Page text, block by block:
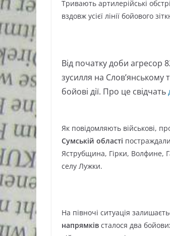
Тривають артилерійські
вздовж усієї лінії бойового
Від початку доби агресор
зусилля на Слов’янському
бойові дії. Про це свідчать
Як повідомляють військові,
Сумській області
Яструбщина, Гірки, Волфине,
селу Лужки.
На півночі ситуація
напрямків сталося два